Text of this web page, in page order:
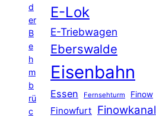
d
er
B
e
h
m
b
rü
c
E-Lok
E-Triebwagen
Eberswalde
Eisenbahn
Essen Fernsehturm Finow
Finowfurt Finowkanal